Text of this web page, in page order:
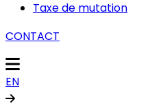
Taxe de mutation
CONTACT
EN